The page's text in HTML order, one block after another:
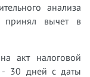
анализа
принял вычет в
акт налоговой
- 30 дней с даты